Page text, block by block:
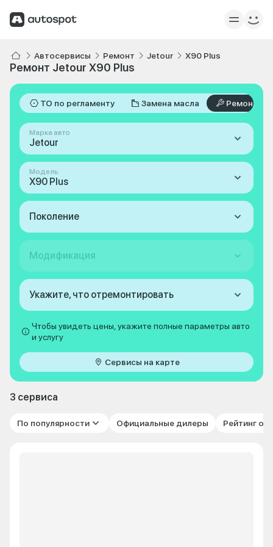
Автосервисы Ремонт Jetour X90 Plus
Ремонт Jetour X90 Plus
ТО по регламенту Замена масла Ремонт
Марка авто
Jetour
Модель
X90 Plus
Поколение
Модификация
Укажите, что отремонтировать
Чтобы увидеть цены, укажите полные параметры авто
и услугу
Сервисы на карте
3 сервиса
По популярности Официальные дилеры Рейтинг